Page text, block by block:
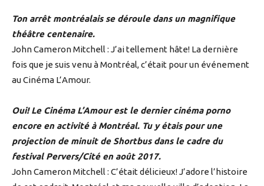
Ton arrêt montréalais se déroule dans un magnifique
théâtre centenaire.
John Cameron Mitchell : J’ai tellement hâte! La dernière
fois que je suis venu à Montréal, c’était pour un événement
au Cinéma L’Amour.
Oui! Le Cinéma L’Amour est le dernier cinéma porno
encore en activité à Montréal. Tu y étais pour une
projection de minuit de Shortbus dans le cadre du
festival Pervers/Cité en août 2017.
John Cameron Mitchell : C’était délicieux! J’adore l’histoire